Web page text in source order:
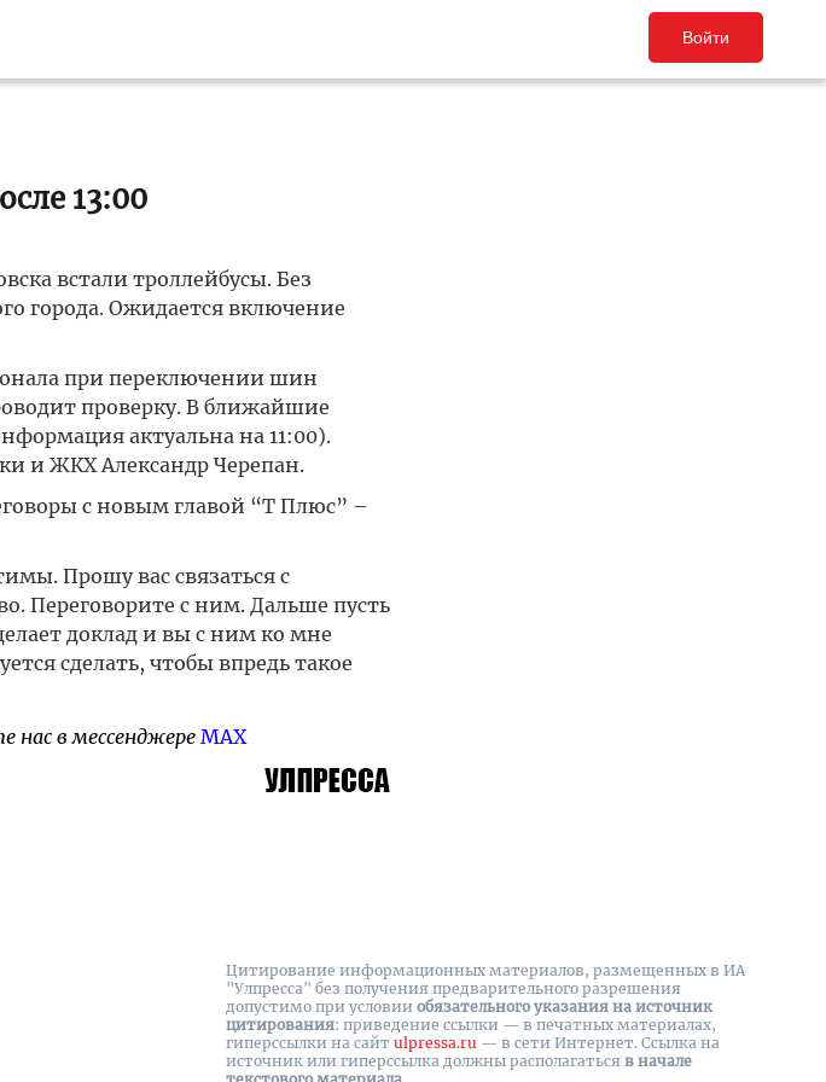
Войти
13:00
встали троллейбусы. Без
города. Ожидается включение
при переключении шин
проверку. В ближайшие
актуальна на 11:00).
и ЖКХ Александр Черепан.
с новым главой “Т Плюс” –
Прошу вас связаться с
Переговорите с ним. Дальше пусть
доклад и вы с ним ко мне
сделать, чтобы впредь такое
нас в мессенджере MAX
Цитирование информационных материалов, размещенных в ИА
"Улпресса" без получения предварительного разрешения
допустимо при условии обязательного указания на источник
цитирования: приведение ссылки — в печатных материалах,
гиперссылки на cайт ulpressa.ru — в сети Интернет. Ссылка на
источник или гиперссылка должны располагаться в начале